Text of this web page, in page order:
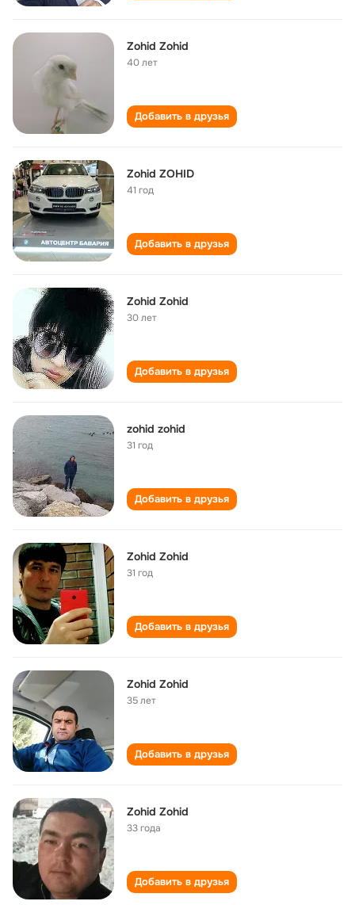
Zohid Zohid
40 лет
Добавить в друзья
Zohid ZOHID
41 год
Добавить в друзья
Zohid Zohid
30 лет
Добавить в друзья
zohid zohid
31 год
Добавить в друзья
Zohid Zohid
31 год
Добавить в друзья
Zohid Zohid
35 лет
Добавить в друзья
Zohid Zohid
33 года
Добавить в друзья